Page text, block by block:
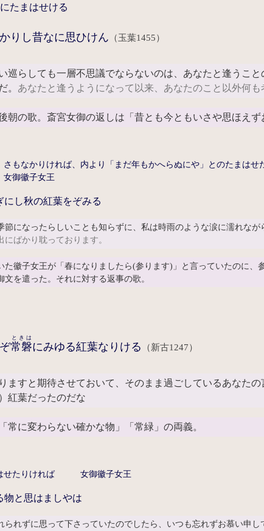
たまはせける
りし昔なに思ひけん （玉葉1455）
巡らしても一層不思議でならないのは、あなたと逢うこ
。 あなたと逢うようになって以来、あなたのこと以外何も
朝の歌。斎宮女御の返しは「昔とも今ともいさや思ほえ
さもなかりければ、内より「まだ年もかへらぬにや」とのたまはせ
御徽子女王
し秋の紅葉をぞみる
節になったらしいことも知らずに、私は時雨のような涙に濡れな
ばかり耽っております。
た徽子女王が「春になりましたら(参ります)」と言っていたのに
文を遣った。それに対する返事の歌。
常磐
ときは
にみゆる紅葉なりける （新古1247）
ますと期待させておいて、そのまま過ごしているあなた
紅葉だったのだな
に変わらない確かな物」「常緑」の両義。
はせたりければ 女御徽子女王
物と思はましやは
られずに思って下さっていたのでしたら、いつも忘れずお慕い申